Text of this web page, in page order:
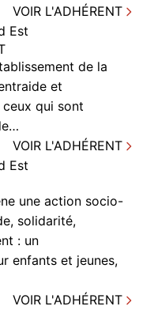
VOIR L'ADHÉRENT
Est
de la
et
qui sont
VOIR L'ADHÉRENT
Est
une action socio-
solidarité,
: un
enfants et jeunes,
VOIR L'ADHÉRENT